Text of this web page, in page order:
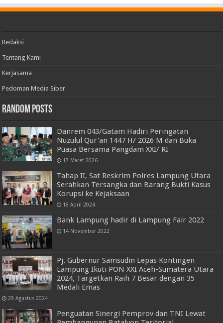
Redaksi
Tentang Kami
Kerjasama
Pedoman Media Siber
Random Posts
Danrem 043/Gatam Hadiri Peringatan
Nuzulul Qur’an 1447 H/ 2026 M dan Buka
Puasa Bersama Pangdam XXI/ RI
17 Maret 2026
Tahap II, Sat Reskrim Polres Lampung Utara
Serahkan Tersangka dan Barang Bukti Kasus
Korupsi ke Kejaksaan
18 April 2024
Bank Lampung hadir di Lampung Fair 2022
14 November 2022
Pj. Gubernur Samsudin Lepas Kontingen
Lampung Ikuti PON XXI Aceh-Sumatera Utara
2024, Targetkan Raih 7 Besar dengan 35
Medali Emas
29 Agustus 2024
Penguatan Sinergi Pemprov dan TNI Lewat